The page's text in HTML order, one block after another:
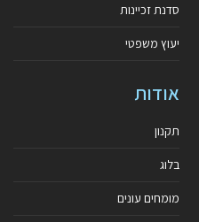
סדנת זכיינות
יעוץ משפטי
אודות
תקנון
בלוג
מומחים עונים